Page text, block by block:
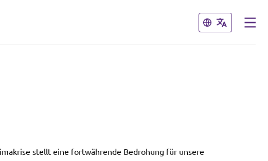
Schließen
Schließen
stellt eine fortwährende Bedrohung für unsere